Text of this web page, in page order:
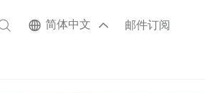
简体中文 邮件订阅